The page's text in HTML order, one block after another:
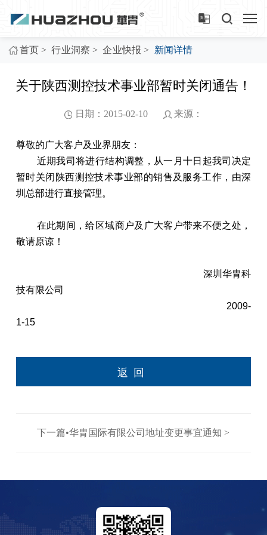
首页 > 行业洞察 > 企业快报 > 新闻详情
关于陕西测控技术事业部暂时关闭通告！
日期：2015-02-10 来源：
尊敬的广大客户及业界朋友：
近期我司将进行结构调整，从一月十日起我司决定
暂时关闭陕西测控技术事业部的销售及服务工作，由深
圳总部进行直接管理。
在此期间，给区域商户及广大客户带来不便之处，
敬请原谅！
深圳华胄科
技有限公司
2009-
1-15
返回
下一篇•华胄国际有限公司地址变更事宜通知 >